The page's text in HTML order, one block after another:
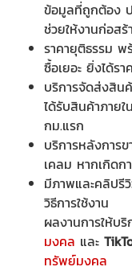
ข้อมูลที่ถูกต้อง
ช่วยให้งานก่อส
ราคายุติธรรม
ซื้อเยอะ ยิ่งได้ร
บริการจัดส่งสิน
ได้รับสินค้าภาย
กม.แรก
บริการหลังการ
เคลม หากเกิดก
มีภาพและคลิปรี
วิธีการใช้งาน
ผลงานการให้บริ
มงคล และ
ทรัพย์มงคล